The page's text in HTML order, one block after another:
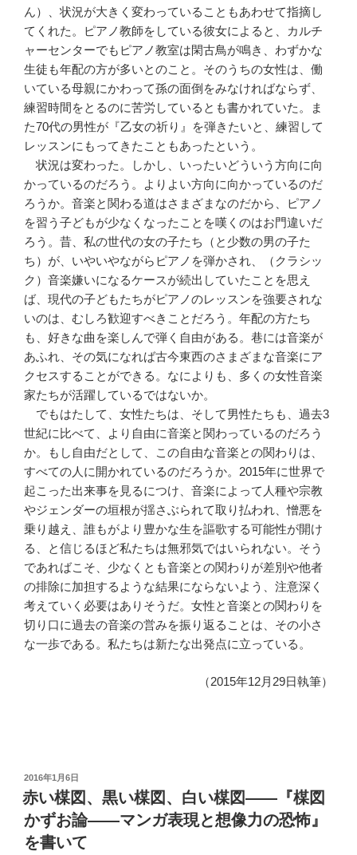
ん）、状況が大きく変わっていることもあわせて指摘し
てくれた。ピアノ教師をしている彼女によると、カルチ
ャーセンターでもピアノ教室は閑古鳥が鳴き、わずかな
生徒も年配の方が多いとのこと。そのうちの女性は、働
いている母親にかわって孫の面倒をみなければならず、
練習時間をとるのに苦労しているとも書かれていた。ま
た70代の男性が『乙女の祈り』を弾きたいと、練習して
レッスンにもってきたこともあったという。
状況は変わった。しかし、いったいどういう方向に向
かっているのだろう。よりよい方向に向かっているのだ
ろうか。音楽と関わる道はさまざまなのだから、ピアノ
を習う子どもが少なくなったことを嘆くのはお門違いだ
ろう。昔、私の世代の女の子たち（と少数の男の子た
ち）が、いやいやながらピアノを弾かされ、（クラシッ
ク）音楽嫌いになるケースが続出していたことを思え
ば、現代の子どもたちがピアノのレッスンを強要されな
いのは、むしろ歓迎すべきことだろう。年配の方たち
も、好きな曲を楽しんで弾く自由がある。巷には音楽が
あふれ、その気になれば古今東西のさまざまな音楽にア
クセスすることができる。なによりも、多くの女性音楽
家たちが活躍しているではないか。
でもはたして、女性たちは、そして男性たちも、過去3
世紀に比べて、より自由に音楽と関わっているのだろう
か。もし自由だとして、この自由な音楽との関わりは、
すべての人に開かれているのだろうか。2015年に世界で
起こった出来事を見るにつけ、音楽によって人種や宗教
やジェンダーの垣根が揺さぶられて取り払われ、憎悪を
乗り越え、誰もがより豊かな生を謳歌する可能性が開け
る、と信じるほど私たちは無邪気ではいられない。そう
であればこそ、少なくとも音楽との関わりが差別や他者
の排除に加担するような結果にならないよう、注意深く
考えていく必要はありそうだ。女性と音楽との関わりを
切り口に過去の音楽の営みを振り返ることは、その小さ
な一歩である。私たちは新たな出発点に立っている。
（2015年12月29日執筆）
投
稿
日:
2016年1月6日
赤い楳図、黒い楳図、白い楳図――『楳図
かずお論――マンガ表現と想像力の恐怖』
を書いて